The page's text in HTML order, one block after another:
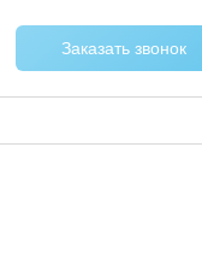
Заказать звонок